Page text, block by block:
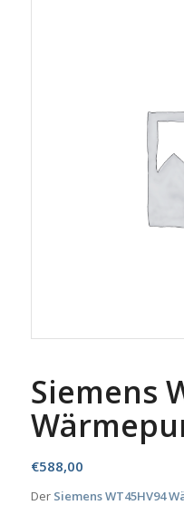
Siemens
€588,00
Der Siemens WT45HV94